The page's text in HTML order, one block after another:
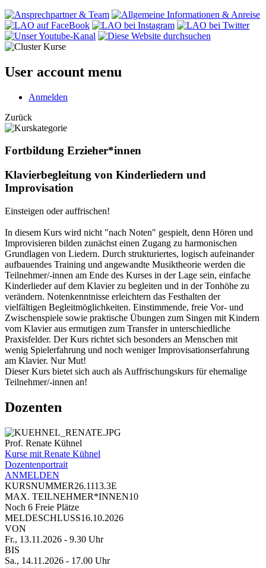
User account menu
Anmelden
Zurück
Fortbildung Erzieher*innen
Klavierbegleitung von Kinderliedern und
Improvisation
Einsteigen oder auffrischen!
In diesem Kurs wird nicht "nach Noten" gespielt, denn Hören und
Improvisieren bilden zunächst einen Zugang zu harmonischen
Grundlagen von Liedern. Durch strukturiertes, logisch aufeinander
aufbauendes Training und angewandte Musiktheorie werden die
Teilnehmer/-innen am Ende des Kurses in der Lage sein, einfache
Kinderlieder auf dem Klavier zu begleiten und in der Tonhöhe zu
verändern. Notenkenntnisse erleichtern das Festhalten der
vielfältigen Begleitmöglichkeiten. Einstimmende, freie Vor- und
Zwischenspiele sowie praktische Übungen zum Singen mit Kindern
vom Klavier aus ermutigen zum Transfer in unterschiedliche
Praxisfelder. Der Kurs richtet sich besonders an Menschen mit
wenig Spielerfahrung und noch weniger Improvisationserfahrung
am Klavier. Nur Mut!
Dieser Kurs bietet sich auch als Auffrischungskurs für ehemalige
Teilnehmer/-innen an!
Dozenten
Prof. Renate Kühnel
Kurse mit Renate Kühnel
Dozentenportrait
ANMELDEN
KURSNUMMER26.1113.3E
MAX. TEILNEHMER*INNEN10
Noch 6 Freie Plätze
MELDESCHLUSS16.10.2026
VON
Fr., 13.11.2026 - 9.30 Uhr
BIS
Sa., 14.11.2026 - 17.00 Uhr